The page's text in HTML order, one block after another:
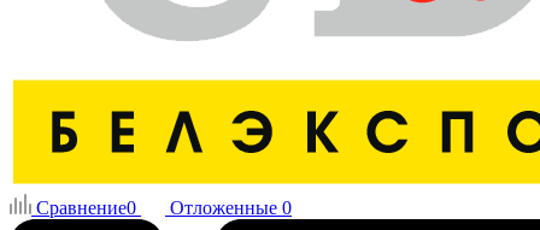
Сравнение0 Отложенные 0